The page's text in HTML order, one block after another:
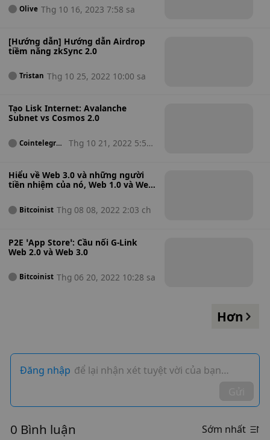
Olive Thg 10 16, 2023 7:58 sa
[Hướng dẫn] Hướng dẫn Airdrop
tiềm năng zkSync 2.0
Tristan Thg 10 25, 2022 10:00 sa
Tạo Lisk Internet: Avalanche
Subnet vs Cosmos 2.0
Cointelegrap
Thg 10 21, 2022 5:55
Hiểu về Web 3.0 và những người
tiền nhiệm của nó, Web 1.0 và Web
Bitcoinist Thg 08 08, 2022 2:03 ch
P2E ‘App Store’: Cầu nối G-Link
Web 2.0 và Web 3.0
Bitcoinist Thg 06 20, 2022 10:28 sa
Hơn
Đăng nhập để lại nhận xét tuyệt vời của bạn…
0 Bình luận Sớm nhất